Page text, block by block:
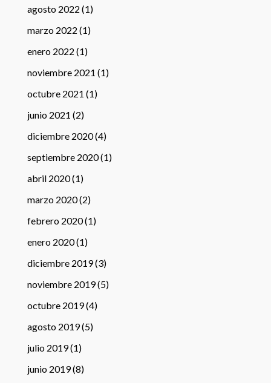
agosto 2022 (1)
marzo 2022 (1)
enero 2022 (1)
noviembre 2021 (1)
octubre 2021 (1)
junio 2021 (2)
diciembre 2020(4)
septiembre 2020(1)
abril 2020(1)
marzo 2020(2)
febrero 2020(1)
enero 2020(1)
diciembre 2019(3)
noviembre 2019(5)
octubre 2019(4)
agosto 2019(5)
julio 2019(1)
junio 2019(8)